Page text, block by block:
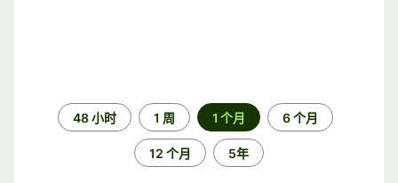
48 小时 1 周 1 个月 6 个月
12 个月 5年